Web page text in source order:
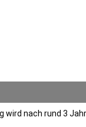
wird nach rund 3